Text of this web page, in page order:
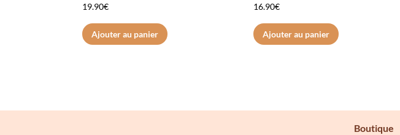
19.90€
Ajouter au panier
16.90€
Ajouter au panier
Boutique